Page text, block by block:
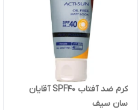
کرم ضد آفتاب SPF40 آقایان
سان سیف